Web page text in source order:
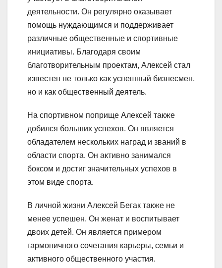
деятельности. Он регулярно оказывает
помощь нуждающимся и поддерживает
различные общественные и спортивные
инициативы. Благодаря своим
благотворительным проектам, Алексей стал
известен не только как успешный бизнесмен,
но и как общественный деятель.
На спортивном поприще Алексей также
добился больших успехов. Он является
обладателем нескольких наград и званий в
области спорта. Он активно занимался
боксом и достиг значительных успехов в
этом виде спорта.
В личной жизни Алексей Бегак также не
менее успешен. Он женат и воспитывает
двоих детей. Он является примером
гармоничного сочетания карьеры, семьи и
активного общественного участия.